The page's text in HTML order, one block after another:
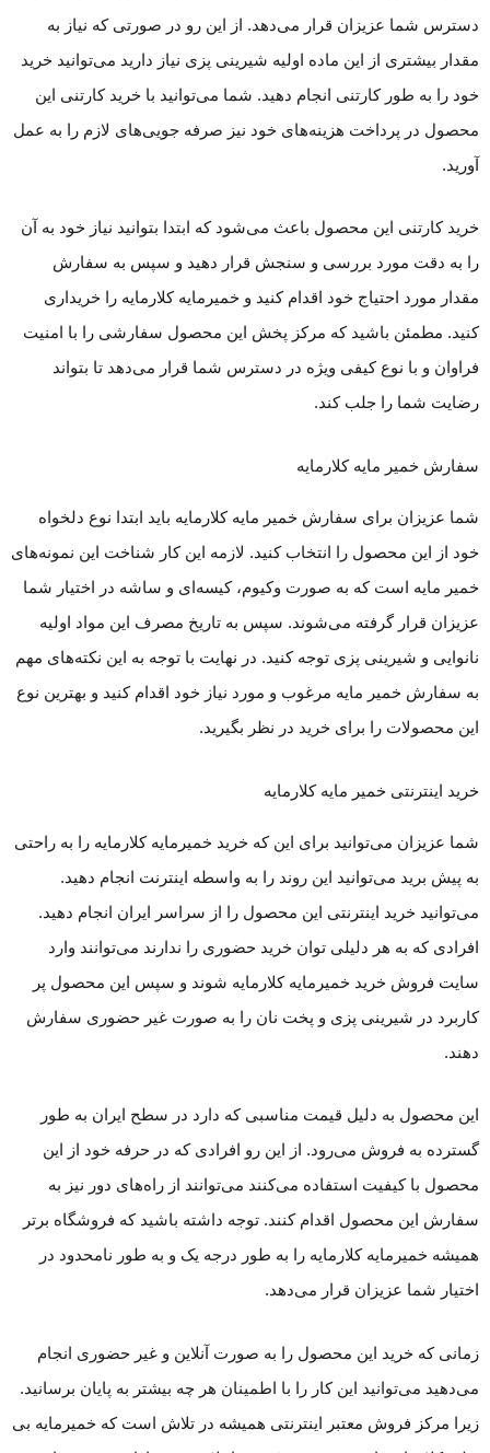
دسترس شما عزیزان قرار می‌دهد. از این رو در صورتی که نیاز به
مقدار بیشتری از این ماده اولیه شیرینی پزی نیاز دارید می‌توانید خرید
خود را به طور کارتنی انجام دهید. شما می‌توانید با خرید کارتنی این
محصول در پرداخت هزینه‌های خود نیز صرفه جویی‌های لازم را به عمل
آورید.
خرید کارتنی این محصول باعث می‌شود که ابتدا بتوانید نیاز خود به آن
را به دقت مورد بررسی و سنجش قرار دهید و سپس به سفارش
مقدار مورد احتیاج خود اقدام کنید و خمیرمایه کلارمایه را خریداری
کنید. مطمئن باشید که مرکز پخش این محصول سفارشی را با امنیت
فراوان و با نوع کیفی ویژه در دسترس شما قرار می‌دهد تا بتواند
رضایت شما را جلب کند.
سفارش خمیر مایه کلارمایه
شما عزیزان برای سفارش خمیر مایه کلارمایه باید ابتدا نوع دلخواه
خود از این محصول را انتخاب کنید. لازمه این کار شناخت این نمونه‌های
خمیر مایه است که به صورت وکیوم، کیسه‌ای و ساشه در اختیار شما
عزیزان قرار گرفته می‌شوند. سپس به تاریخ مصرف این مواد اولیه
نانوایی و شیرینی پزی توجه کنید. در نهایت با توجه به این نکته‌های مهم
به سفارش خمیر مایه مرغوب و مورد نیاز خود اقدام کنید و بهترین نوع
این محصولات را برای خرید در نظر بگیرید.
خرید اینترنتی خمیر مایه کلارمایه
شما عزیزان می‌توانید برای این که خرید خمیرمایه کلارمایه را به راحتی
به پیش برید می‌توانید این روند را به واسطه اینترنت انجام دهید.
می‌توانید خرید اینترنتی این محصول را از سراسر ایران انجام دهید.
افرادی که به هر دلیلی توان خرید حضوری را ندارند می‌توانند وارد
سایت فروش خرید خمیرمایه کلارمایه شوند و سپس این محصول پر
کاربرد در شیرینی پزی و پخت نان را به صورت غیر حضوری سفارش
دهند.
این محصول به دلیل قیمت مناسبی که دارد در سطح ایران به طور
گسترده به فروش می‌رود. از این رو افرادی که در حرفه خود از این
محصول با کیفیت استفاده می‌کنند می‌توانند از راه‌های دور نیز به
سفارش این محصول اقدام کنند. توجه داشته باشید که فروشگاه برتر
همیشه خمیرمایه کلارمایه را به طور درجه یک و به طور نامحدود در
اختیار شما عزیزان قرار می‌دهد.
زمانی که خرید این محصول را به صورت آنلاین و غیر حضوری انجام
می‌دهید می‌توانید این کار را با اطمینان هر چه بیشتر به پایان برسانید.
زیرا مرکز فروش معتبر اینترنتی همیشه در تلاش است که خمیرمایه بی